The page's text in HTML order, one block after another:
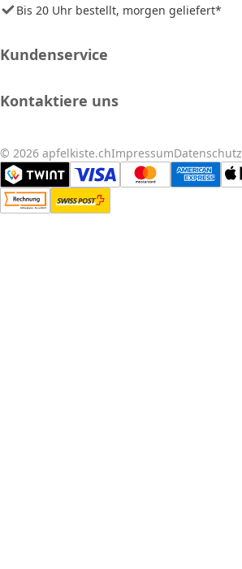
Bis 20 Uhr bestellt, morgen geliefert*
Kundenservice
Kontaktiere uns
© 2026 apfelkiste.chImpressumDatenschutz